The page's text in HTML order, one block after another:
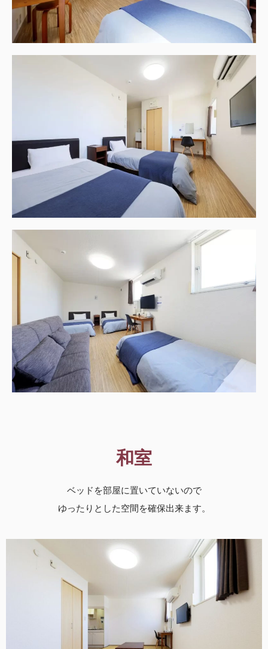
和室
ベッドを部屋に置いていないので
ゆったりとした空間を確保出来ます。